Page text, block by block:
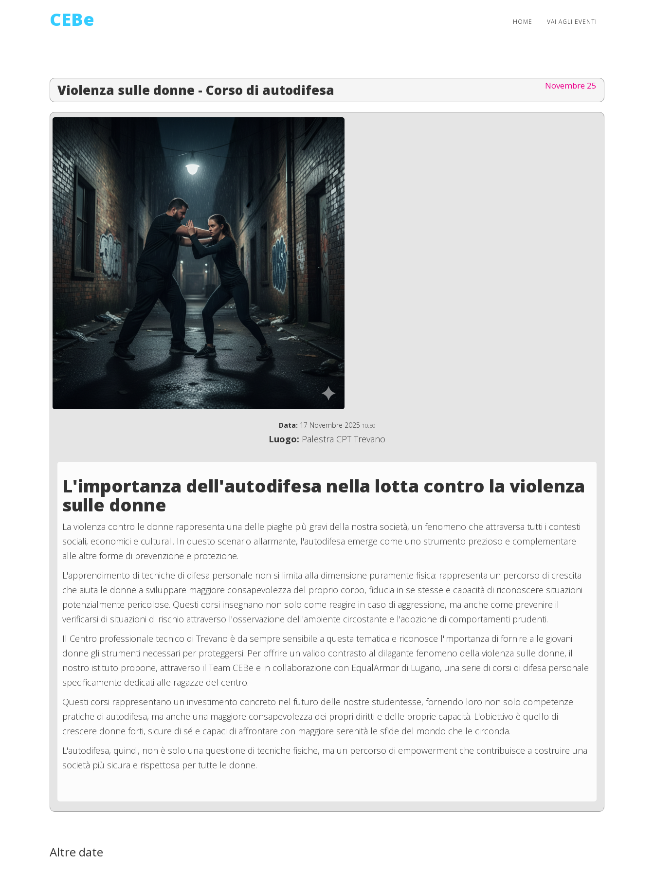
CEBe HOME VAI AGLI EVENTI
Violenza sulle donne - Corso di autodifesa Novembre 25
Data: 17 Novembre 2025 10:50
Luogo: Palestra CPT Trevano
L'importanza dell'autodifesa nella lotta contro la violenza
sulle donne
La violenza contro le donne rappresenta una delle piaghe più gravi della nostra società, un fenomeno che attraversa tutti i contesti
sociali, economici e culturali. In questo scenario allarmante, l'autodifesa emerge come uno strumento prezioso e complementare
alle altre forme di prevenzione e protezione.
L'apprendimento di tecniche di difesa personale non si limita alla dimensione puramente fisica: rappresenta un percorso di crescita
che aiuta le donne a sviluppare maggiore consapevolezza del proprio corpo, fiducia in se stesse e capacità di riconoscere situazioni
potenzialmente pericolose. Questi corsi insegnano non solo come reagire in caso di aggressione, ma anche come prevenire il
verificarsi di situazioni di rischio attraverso l'osservazione dell'ambiente circostante e l'adozione di comportamenti prudenti.
Il Centro professionale tecnico di Trevano è da sempre sensibile a questa tematica e riconosce l'importanza di fornire alle giovani
donne gli strumenti necessari per proteggersi. Per offrire un valido contrasto al dilagante fenomeno della violenza sulle donne, il
nostro istituto propone, attraverso il Team CEBe e in collaborazione con EqualArmor di Lugano, una serie di corsi di difesa personale
specificamente dedicati alle ragazze del centro.
Questi corsi rappresentano un investimento concreto nel futuro delle nostre studentesse, fornendo loro non solo competenze
pratiche di autodifesa, ma anche una maggiore consapevolezza dei propri diritti e delle proprie capacità. L'obiettivo è quello di
crescere donne forti, sicure di sé e capaci di affrontare con maggiore serenità le sfide del mondo che le circonda.
L'autodifesa, quindi, non è solo una questione di tecniche fisiche, ma un percorso di empowerment che contribuisce a costruire una
società più sicura e rispettosa per tutte le donne.
Altre date